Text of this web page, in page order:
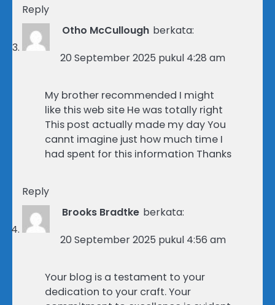
Reply
Otho McCullough berkata:
20 September 2025 pukul 4:28 am
My brother recommended I might
like this web site He was totally right
This post actually made my day You
cannt imagine just how much time I
had spent for this information Thanks
Reply
Brooks Bradtke berkata:
20 September 2025 pukul 4:56 am
Your blog is a testament to your
dedication to your craft. Your